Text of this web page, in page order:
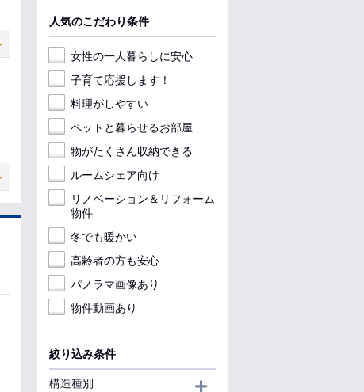
人気のこだわり条件
女性の一人暮らしに安心
子育て応援します！
料理がしやすい
ペットと暮らせるお部屋
物がたくさん収納できる
ルームシェア向け
リノベーション＆リフォーム
物件
冬でも暖かい
高齢者の方も安心
パノラマ画像あり
物件動画あり
絞り込み条件
構造種別